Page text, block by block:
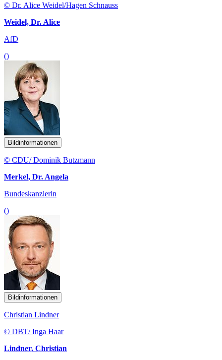
© Dr. Alice Weidel/Hagen Schnauss
Weidel, Dr. Alice
AfD
()
Bildinformationen
© CDU/ Dominik Butzmann
Merkel, Dr. Angela
Bundeskanzlerin
()
Bildinformationen
Christian Lindner
© DBT/ Inga Haar
Lindner, Christian